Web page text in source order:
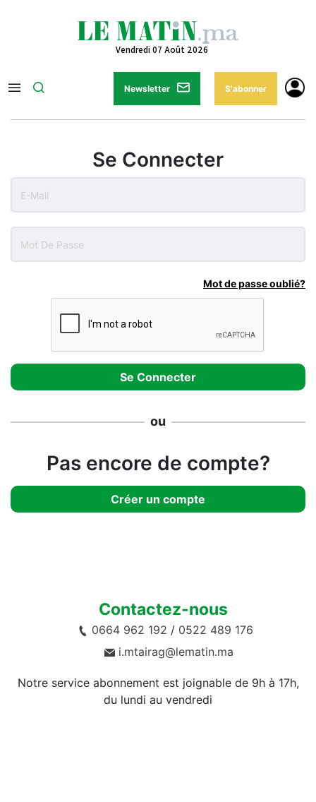
Vendredi 07 Août 2026
Newsletter S'abonner
Se Connecter
Mot de passe oublié?
ou
Pas encore de compte?
Créer un compte
Contactez-nous
0664 962 192 / 0522 489 176
i.mtairag@lematin.ma
Notre service abonnement est joignable de 9h à 17h,
du lundi au vendredi